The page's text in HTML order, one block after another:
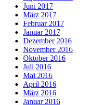
Juni 2017
März 2017
Februar 2017
Januar 2017
Dezember 2016
November 2016
Oktober 2016
Juli 2016
Mai 2016
April 2016
März 2016
Januar 2016